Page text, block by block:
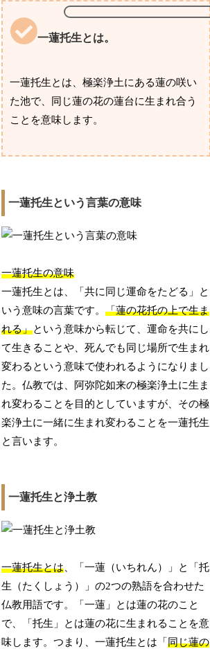
一蓮托生とは。
一蓮托生とは、極楽浄土にある蓮の咲い
た池で、同じ蓮の花の蓮台に生まれ合う
ことを意味します。
一蓮托生という言葉の意味
一蓮托生の意味
一蓮托生とは、「共に同じ運命をたどる」と
いう意味の言葉です。「蓮の花托の上で生ま
れる」という意味から転じて、運命を共にし
て生きることや、死んでも同じ場所で生まれ
変わるという意味で使われるようになりまし
た。仏教では、阿弥陀如来の極楽浄土に生ま
れ変わることを目的としていますが、その極
楽浄土に一緒に生まれ変わることを一蓮托生
と言います。
一蓮托生と浄土教
一蓮托生とは、「一蓮（いちれん）」と「托
生（たくしょう）」の2つの熟語を合わせた
仏教用語です。「一蓮」とは蓮の花のこと
で、「托生」とは蓮の花に生まれることを意
味します。つまり、一蓮托生とは「同じ蓮の